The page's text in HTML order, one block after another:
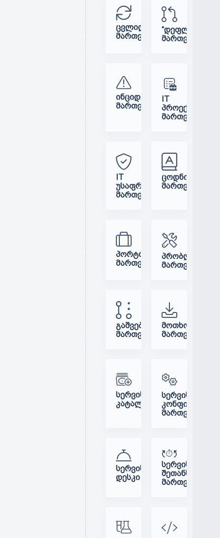
ᲪᲕᲚᲘᲚᲔᲑᲔᲑᲘᲡ
ᲛᲐᲠᲗᲕᲐ
ᲛᲐᲠᲗᲕᲐ
ᲘᲜᲪᲘᲓᲔᲜᲢᲔᲑᲘᲡ
ᲛᲐᲠᲗᲕᲐ
IT
ᲞᲠᲝᲔᲥᲢᲔᲑᲘᲡ
ᲛᲐᲠᲗᲕᲐ
IT
ᲣᲡᲐᲤᲠᲗᲮᲝᲔᲑᲘᲡ
ᲛᲐᲠᲗᲕᲐ
ᲪᲝᲓᲜᲘᲡ
ᲛᲐᲠᲗᲕᲐ
ᲞᲝᲠᲢᲤᲔᲚᲘᲡ
ᲛᲐᲠᲗᲕᲐ
ᲞᲠᲝᲑᲚᲔᲛᲔᲑᲘᲡ
ᲛᲐᲠᲗᲕᲐ
ᲒᲐᲨᲕᲔᲑᲘᲡ
ᲛᲐᲠᲗᲕᲐ
ᲛᲝᲗᲮᲝᲕᲜᲔᲑᲘᲡ
ᲛᲐᲠᲗᲕᲐ
ᲡᲔᲠᲕᲘᲡᲔᲑᲘᲡ
ᲙᲐᲢᲐᲚᲝᲒᲘ
ᲡᲔᲠᲕᲘᲡᲘᲡ
ᲛᲐᲠᲗᲕᲐ
ᲡᲔᲠᲕᲘᲡ-
ᲓᲔᲡᲙᲘ
ᲡᲔᲠᲕᲘᲡᲣᲚᲘ
ᲛᲐᲠᲗᲕᲐ